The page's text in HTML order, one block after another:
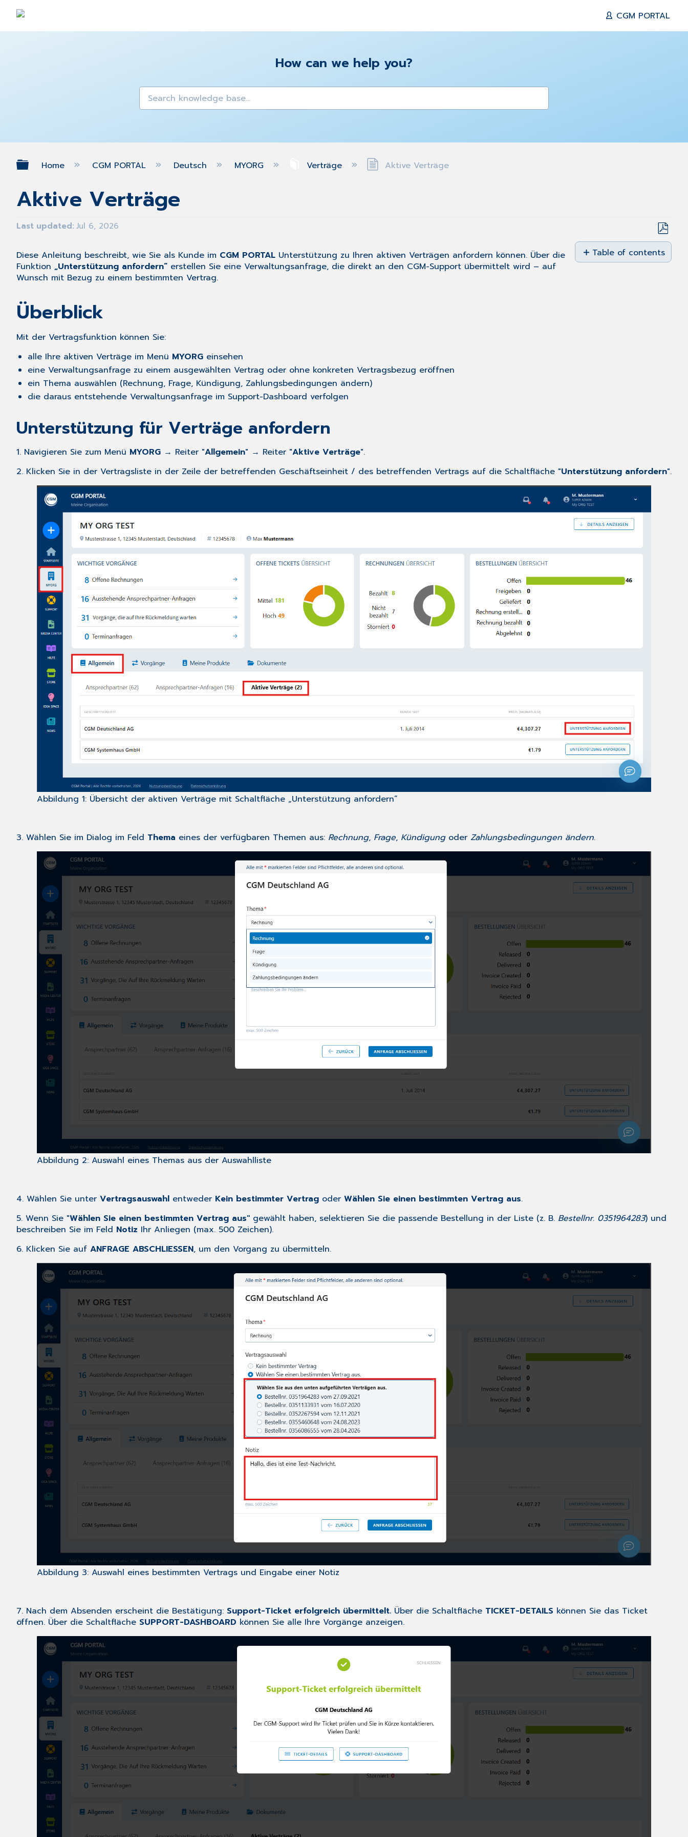
CGM PORTAL
How can we help you?
Expand/collapse global hierarchy
Home CGM PORTAL Deutsch MYORG Verträge Aktive Verträge
Aktive Verträge
Last updated Jul 6, 2026
Save
as
PDF
Table of contents
Diese Anleitung beschreibt, wie Sie als Kunde im CGM PORTAL Unterstützung zu Ihren aktiven Verträgen anfordern können. Über die
Funktion „Unterstützung anfordern“ erstellen Sie eine Verwaltungsanfrage, die direkt an den CGM-Support übermittelt wird – auf
Wunsch mit Bezug zu einem bestimmten Vertrag.
Überblick
Mit der Vertragsfunktion können Sie:
alle Ihre aktiven Verträge im Menü MYORG einsehen
eine Verwaltungsanfrage zu einem ausgewählten Vertrag oder ohne konkreten Vertragsbezug eröffnen
ein Thema auswählen (Rechnung, Frage, Kündigung, Zahlungsbedingungen ändern)
die daraus entstehende Verwaltungsanfrage im Support-Dashboard verfolgen
Unterstützung für Verträge anfordern
1. Navigieren Sie zum Menü MYORG → Reiter "Allgemein" → Reiter "Aktive Verträge".
2. Klicken Sie in der Vertragsliste in der Zeile der betreffenden Geschäftseinheit / des betreffenden Vertrags auf die Schaltfläche "Unterstützung anfordern".
Abbildung 1: Übersicht der aktiven Verträge mit Schaltfläche „Unterstützung anfordern“
3. Wählen Sie im Dialog im Feld Thema eines der verfügbaren Themen aus: Rechnung, Frage, Kündigungoder Zahlungsbedingungen ändern.
Abbildung 2: Auswahl eines Themas aus der Auswahlliste
4. Wählen Sie unter Vertragsauswahl entweder Kein bestimmter Vertrag oder Wählen Sie einen bestimmten Vertrag aus.
5. Wenn Sie "Wählen Sie einen bestimmten Vertrag aus" gewählt haben, selektieren Sie die passende Bestellung in der Liste (z. B. Bestellnr. 0351964283) und
beschreiben Sie im Feld Notiz Ihr Anliegen (max. 500 Zeichen).
6. Klicken Sie auf ANFRAGE ABSCHLIESSEN, um den Vorgang zu übermitteln.
Abbildung 3: Auswahl eines bestimmten Vertrags und Eingabe einer Notiz
7. Nach dem Absenden erscheint die Bestätigung: Support-Ticket erfolgreich übermittelt. Über die Schaltfläche TICKET-DETAILS können Sie das Ticket
öffnen. Über die Schaltfläche SUPPORT-DASHBOARD können Sie alle Ihre Vorgänge anzeigen.